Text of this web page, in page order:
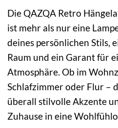
Die QAZQA Retro
ist mehr als nur eine
deines persönlichen Stils,
Raum und ein Garant für
Atmosphäre. Ob im
Schlafzimmer oder Flur –
überall stilvolle Akzente
Zuhause in eine